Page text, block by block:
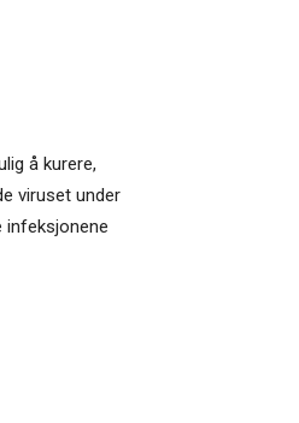
å kurere,
viruset under
infeksjonene